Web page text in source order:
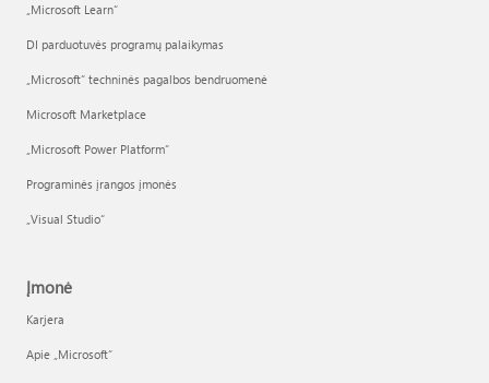
„Microsoft Learn“
DI parduotuvės programų palaikymas
„Microsoft“ techninės pagalbos bendruomenė
Microsoft Marketplace
„Microsoft Power Platform“
Programinės įrangos įmonės
„Visual Studio“
Įmonė
Karjera
Apie „Microsoft“